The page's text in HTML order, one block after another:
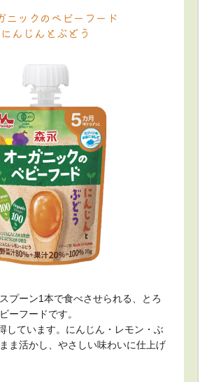
ニックのベビーフード
にんじんとぶどう
プーン1本で食べさせられる、とろ
ーフードです。
しています。にんじん・レモン・ぶ
ま活かし、やさしい味わいに仕上げ